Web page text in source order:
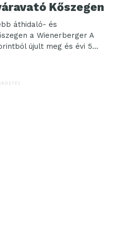
Kőszegen
áthidaló- és
a Wienerberger A
újult meg és évi 5